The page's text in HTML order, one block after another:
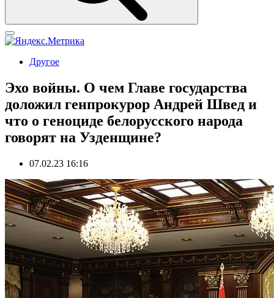
Другое
Эхо войны. О чем Главе государства
доложил генпрокурор Андрей Швед и
что о геноциде белорусского народа
говорят на Узденщине?
07.02.23 16:16